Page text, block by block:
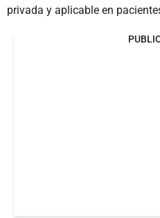
privada y aplicable en